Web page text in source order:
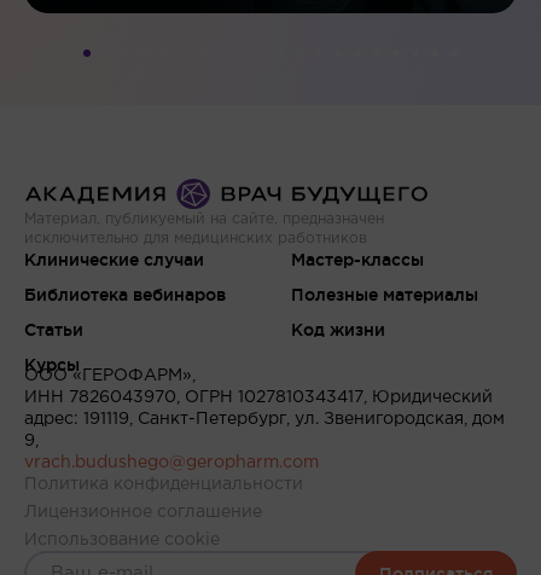
Материал, публикуемый на сайте, предназначен
исключительно для медицинских работников
Клинические случаи
Библиотека вебинаров
Статьи
Курсы
Мастер-классы
Полезные материалы
Код жизни
ООО «ГЕРОФАРМ»,
ИНН 7826043970, ОГРН 1027810343417, Юридический
адрес: 191119, Санкт-Петербург, ул. Звенигородская, дом
9,
vrach.budushego@geropharm.com
Политика конфиденциальности
Лицензионное соглашение
Использование cookie